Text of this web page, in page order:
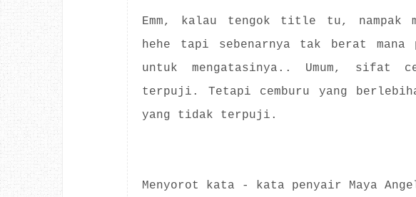
Emm, kalau tengok title tu, nampak
hehe tapi sebenarnya tak berat
untuk mengatasinya.. Umum, sifat
terpuji. Tetapi cemburu yang
yang tidak terpuji.
Menyorot kata - kata penyair Maya